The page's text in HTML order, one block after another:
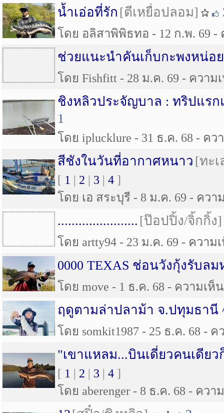
น้ำเอ่อที่รัก [ตีเหยื่อปลอม]
โดย อลิสาพิพิธทอ - 12 ก.พ. 69 -
ช่วยแนะนำคันเก็บกะพงหน่อ
โดย Fishfitt - 28 ม.ค. 69 - ความ
ชิงหลิวประจัญบาล : ทริปแรก
1
โดย iplucklure - 31 ธ.ค. 68 - คว
สีชังในวันที่อากาศหนาว [ทะเ
[ 1 | 2 | 3 | 4 ]
โดย เอ สระบุรี - 8 ม.ค. 69 - ควา
....................... [ป๊อปปิ้ง/จิ้กกิ้ง]
โดย artty94 - 23 ม.ค. 69 - ความ
0000 TEXAS ช่อนวังกุ้งรับลม
โดย move - 1 ธ.ค. 68 - ความเห็
ฤดูตามล่าปลาม้า จ.ปทุมธานี
โดย somkit1987 - 25 ธ.ค. 68 - ค
"เขาแหลม...บินเดี่ยวคนเดียว
[ 1 | 2 | 3 | 4 ]
โดย aberenger - 8 ธ.ค. 68 - ควา